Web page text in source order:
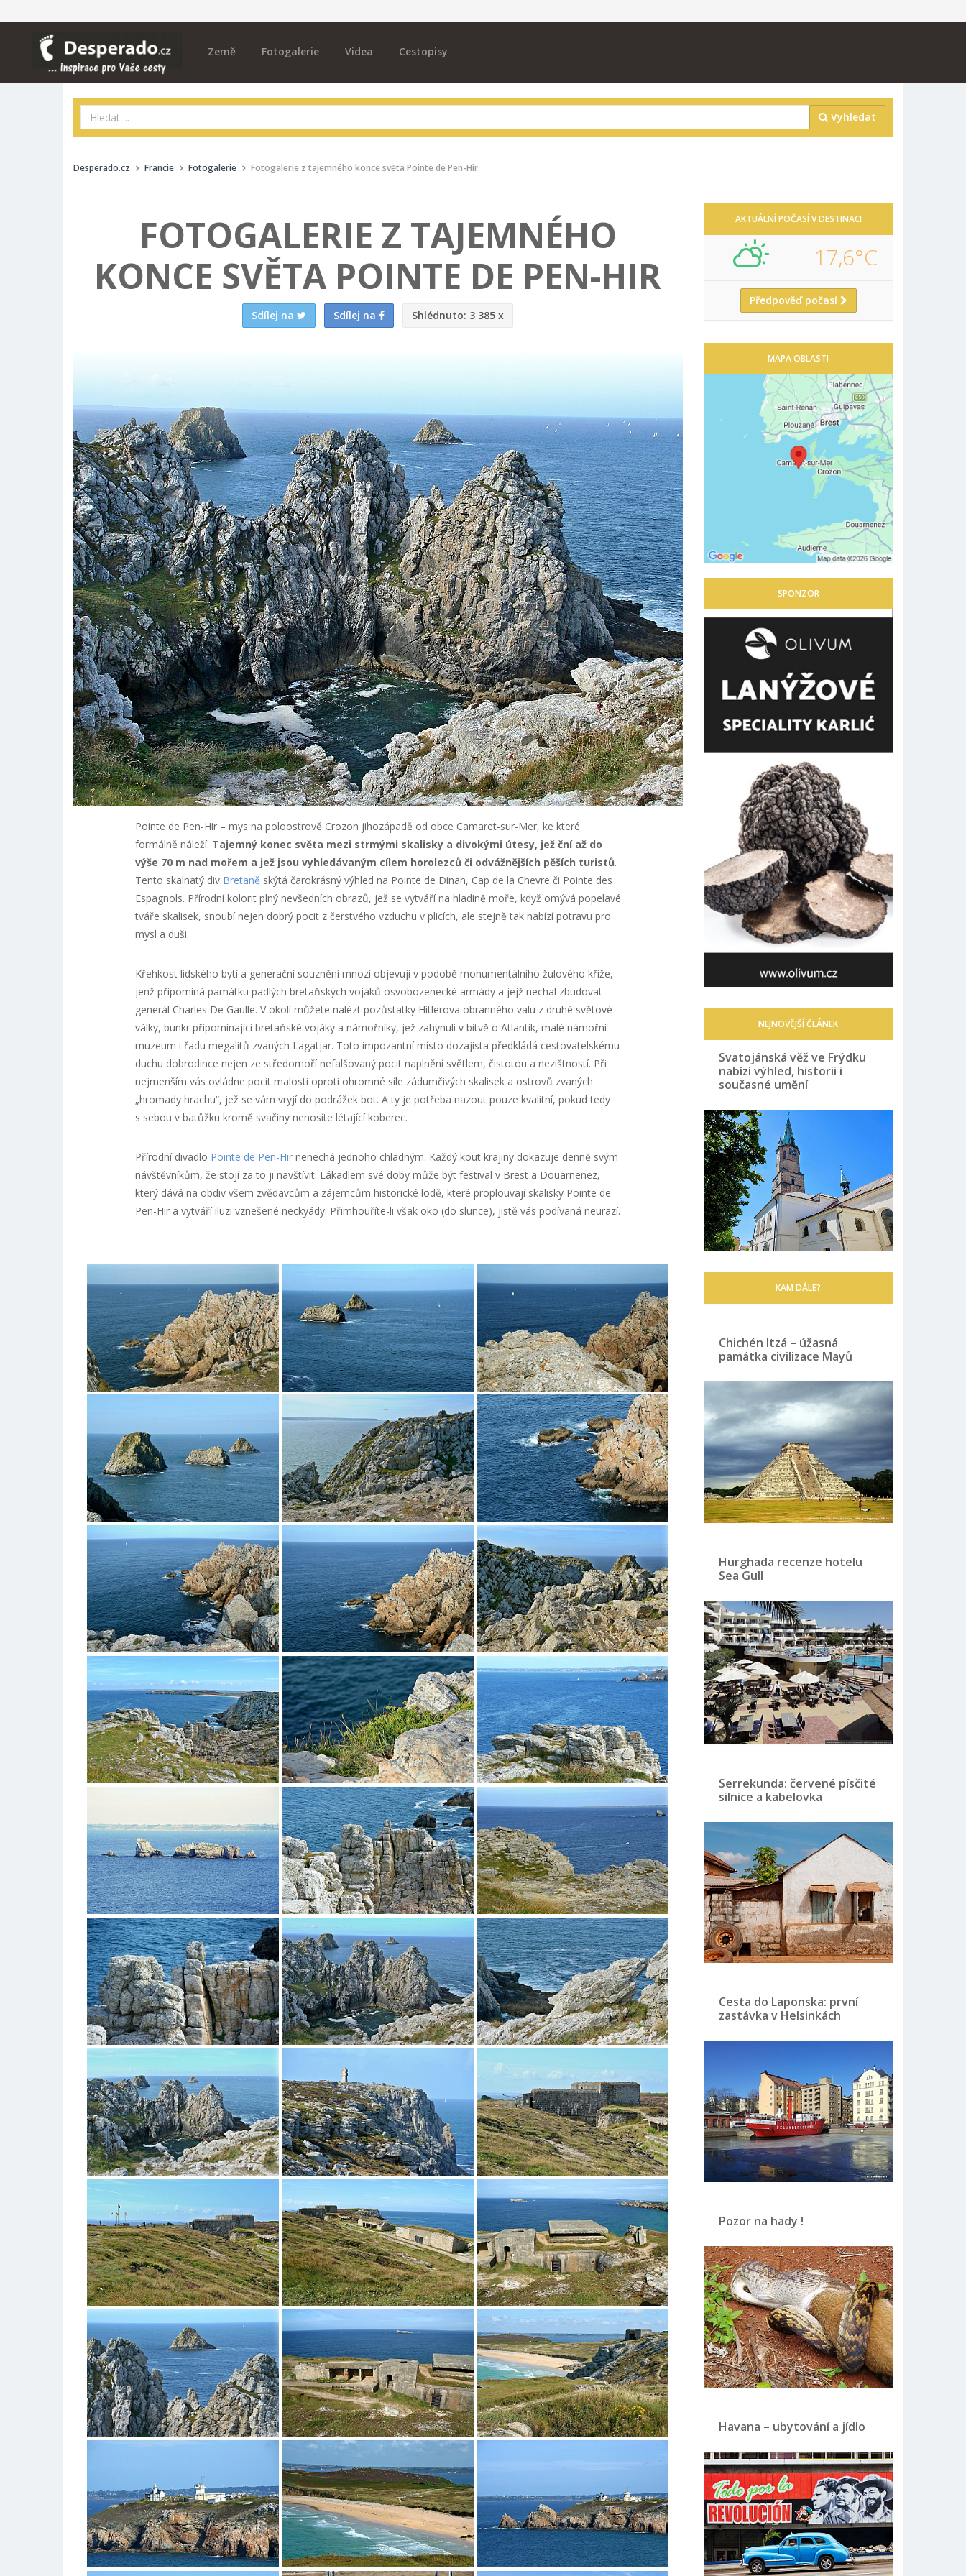
Země Fotogalerie Videa Cestopisy
Vyhledat
Desperado.cz Francie Fotogalerie Fotogalerie z tajemného konce světa Pointe de Pen-Hir
FOTOGALERIE Z TAJEMNÉHO
KONCE SVĚTA POINTE DE PEN-HIR
Sdílej na Sdílej na Shlédnuto: 3 385 x
Pointe de Pen-Hir – mys na poloostrově Crozon jihozápadě od obce Camaret-sur-Mer, ke které
formálně náleží. Tajemný konec světa mezi strmými skalisky a divokými útesy, jež ční až do
výše 70 m nad mořem a jež jsou vyhledávaným cílem horolezců či odvážnějších pěších turistů.
Tento skalnatý div Bretaně skýtá čarokrásný výhled na Pointe de Dinan, Cap de la Chevre či Pointe des
Espagnols. Přírodní kolorit plný nevšedních obrazů, jež se vytváří na hladině moře, když omývá popelavé
tváře skalisek, snoubí nejen dobrý pocit z čerstvého vzduchu v plicích, ale stejně tak nabízí potravu pro
mysl a duši.
Křehkost lidského bytí a generační souznění mnozí objevují v podobě monumentálního žulového kříže,
jenž připomíná památku padlých bretaňských vojáků osvobozenecké armády a jejž nechal zbudovat
generál Charles De Gaulle. V okolí můžete nalézt pozůstatky Hitlerova obranného valu z druhé světové
války, bunkr připomínající bretaňské vojáky a námořníky, jež zahynuli v bitvě o Atlantik, malé námořní
muzeum i řadu megalitů zvaných Lagatjar. Toto impozantní místo dozajista předkládá cestovatelskému
duchu dobrodince nejen ze středomoří nefalšovaný pocit naplnění světlem, čistotou a nezištností. Při
nejmenším vás ovládne pocit malosti oproti ohromné síle zádumčivých skalisek a ostrovů zvaných
„hromady hrachu“, jež se vám vryjí do podrážek bot. A ty je potřeba nazout pouze kvalitní, pokud tedy
s sebou v batůžku kromě svačiny nenosíte létající koberec.
Přírodní divadlo Pointe de Pen-Hirnenechá jednoho chladným. Každý kout krajiny dokazuje denně svým
návštěvníkům, že stojí za to ji navštívit. Lákadlem své doby může být festival v Brest a Douarnenez,
který dává na obdiv všem zvědavcům a zájemcům historické lodě, které proplouvají skalisky Pointe de
Pen-Hir a vytváří iluzi vznešené neckyády. Přimhouříte-li však oko (do slunce), jistě vás podívaná neurazí.
AKTUÁLNÍ POČASÍ V DESTINACI
17,6°C
Předpověď počasí
MAPA OBLASTI
SPONZOR
NEJNOVĚJŠÍ ČLÁNEK
Svatojánská věž ve Frýdku
nabízí výhled, historii i
současné umění
KAM DÁLE?
Chichén Itzá – úžasná
památka civilizace Mayů
Hurghada recenze hotelu
Sea Gull
Serrekunda: červené písčité
silnice a kabelovka
Cesta do Laponska: první
zastávka v Helsinkách
Pozor na hady !
Havana – ubytování a jídlo